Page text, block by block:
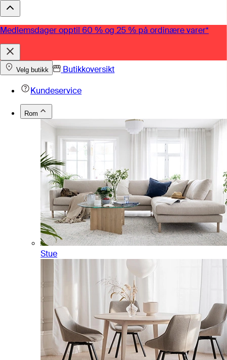
Medlemsdager opptil 60 % og 25 % på ordinære varer*
Velg butikk
Butikkoversikt
Kundeservice
Rom
Stue